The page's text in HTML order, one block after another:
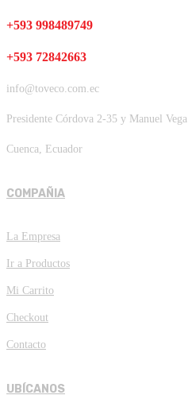
+593 998489749
+593 72842663
info@toveco.com.ec
Presidente Córdova 2-35 y Manuel Vega
Cuenca, Ecuador
COMPAÑIA
La Empresa
Ir a Productos
Mi Carrito
Checkout
Contacto
UBÍCANOS